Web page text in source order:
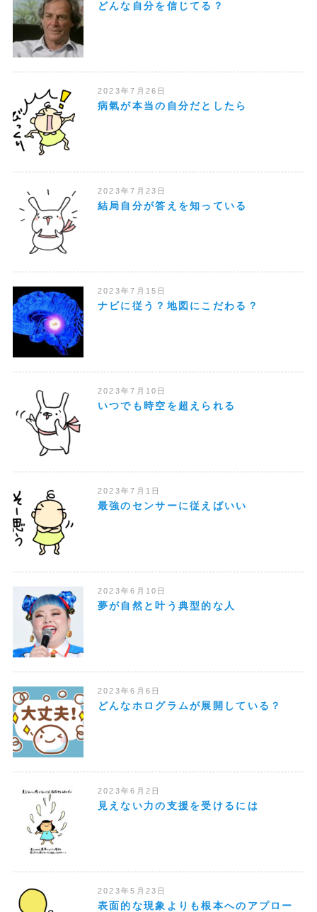
どんな自分を信じてる？
2023年7月26日
病氣が本当の自分だとしたら
2023年7月23日
結局自分が答えを知っている
2023年7月15日
ナビに従う？地図にこだわる？
2023年7月10日
いつでも時空を超えられる
2023年7月1日
最強のセンサーに従えばいい
2023年6月10日
夢が自然と叶う典型的な人
2023年6月6日
どんなホログラムが展開している？
2023年6月2日
見えない力の支援を受けるには
2023年5月23日
表面的な現象よりも根本へのアプロー